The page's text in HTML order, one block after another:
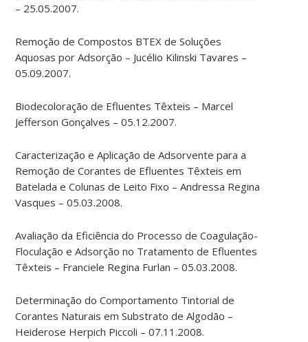
– 25.05.2007.
Remoção de Compostos BTEX de Soluções
Aquosas por Adsorção – Jucélio Kilinski Tavares –
05.09.2007.
Biodecoloração de Efluentes Têxteis – Marcel
Jefferson Gonçalves – 05.12.2007.
Caracterização e Aplicação de Adsorvente para a
Remoção de Corantes de Efluentes Têxteis em
Batelada e Colunas de Leito Fixo – Andressa Regina
Vasques – 05.03.2008.
Avaliação da Eficiência do Processo de Coagulação-
Floculação e Adsorção no Tratamento de Efluentes
Têxteis – Franciele Regina Furlan – 05.03.2008.
Determinação do Comportamento Tintorial de
Corantes Naturais em Substrato de Algodão –
Heiderose Herpich Piccoli – 07.11.2008.